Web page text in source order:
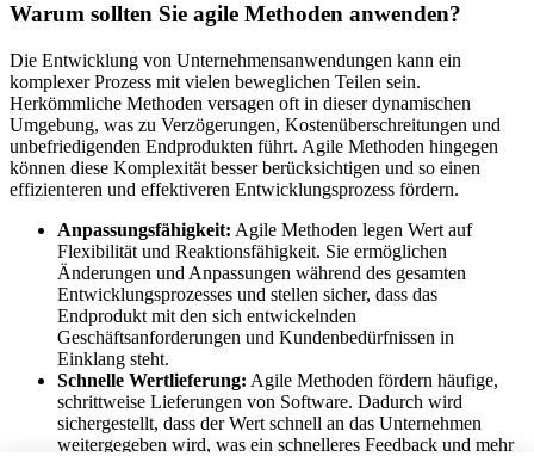
Warum sollten Sie agile Methoden anwenden?
Die Entwicklung von Unternehmensanwendungen kann ein
komplexer Prozess mit vielen beweglichen Teilen sein.
Herkömmliche Methoden versagen oft in dieser dynamischen
Umgebung, was zu Verzögerungen, Kostenüberschreitungen und
unbefriedigenden Endprodukten führt. Agile Methoden hingegen
können diese Komplexität besser berücksichtigen und so einen
effizienteren und effektiveren Entwicklungsprozess fördern.
Anpassungsfähigkeit: Agile Methoden legen Wert auf
Flexibilität und Reaktionsfähigkeit. Sie ermöglichen
Änderungen und Anpassungen während des gesamten
Entwicklungsprozesses und stellen sicher, dass das
Endprodukt mit den sich entwickelnden
Geschäftsanforderungen und Kundenbedürfnissen in
Einklang steht.
Schnelle Wertlieferung: Agile Methoden fördern häufige,
schrittweise Lieferungen von Software. Dadurch wird
sichergestellt, dass der Wert schnell an das Unternehmen
weitergegeben wird, was ein schnelleres Feedback und mehr